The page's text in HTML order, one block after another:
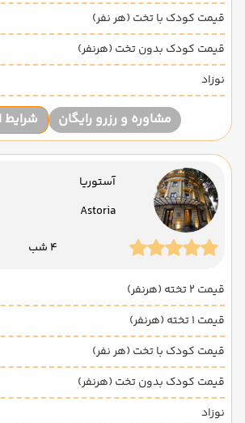
قیمت کودک با تخت (هر نفر)
قیمت کودک بدون تخت (هرنفر)
نوزاد
مشاوره و رزرو رایگان
آستوریا
Astoria
4 شب
قیمت 2 تخته (هرنفر)
قیمت 1 تخته (هرنفر)
قیمت کودک با تخت (هر نفر)
قیمت کودک بدون تخت (هرنفر)
نوزاد